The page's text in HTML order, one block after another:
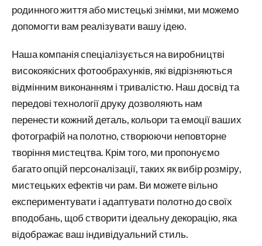
родинного життя або мистецькі знімки, ми можемо
допомогти вам реалізувати вашу ідею.
Наша компанія спеціалізується на виробництві
високоякісних фотообрахунків, які відрізняються
відмінним виконанням і тривалістю. Наш досвід та
передові технології друку дозволяють нам
перенести кожний деталь, кольори та емоції ваших
фотографій на полотно, створюючи неповторне
творіння мистецтва. Крім того, ми пропонуємо
багато опцій персоналізації, таких як вибір розміру,
мистецьких ефектів чи рам. Ви можете вільно
експериментувати і адаптувати полотно до своїх
вподобань, щоб створити ідеальну декорацію, яка
відображає ваш індивідуальний стиль.